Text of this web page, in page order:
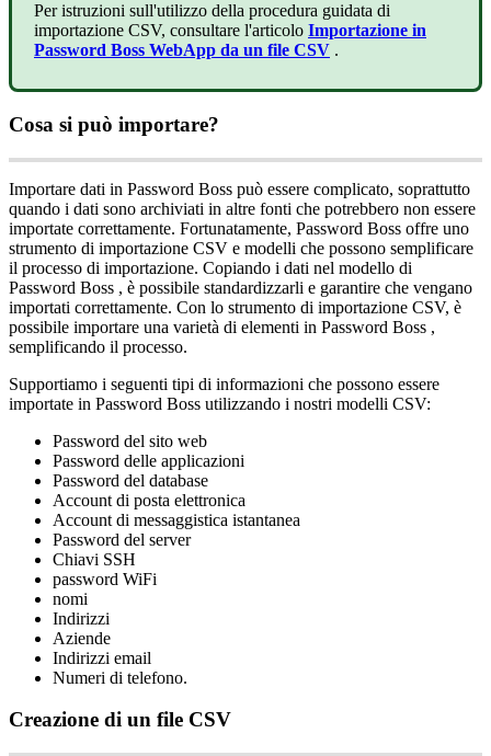
Per istruzioni sull'utilizzo della procedura guidata di
importazione CSV, consultare l'articolo Importazione in
Password Boss WebApp da un file CSV .
Cosa si può importare?
Importare dati in Password Boss può essere complicato, soprattutto
quando i dati sono archiviati in altre fonti che potrebbero non essere
importate correttamente. Fortunatamente, Password Boss offre uno
strumento di importazione CSV e modelli che possono semplificare
il processo di importazione. Copiando i dati nel modello di
Password Boss , è possibile standardizzarli e garantire che vengano
importati correttamente. Con lo strumento di importazione CSV, è
possibile importare una varietà di elementi in Password Boss ,
semplificando il processo.
Supportiamo i seguenti tipi di informazioni che possono essere
importate in Password Boss utilizzando i nostri modelli CSV:
Password del sito web
Password delle applicazioni
Password del database
Account di posta elettronica
Account di messaggistica istantanea
Password del server
Chiavi SSH
password WiFi
nomi
Indirizzi
Aziende
Indirizzi email
Numeri di telefono.
Creazione di un file CSV